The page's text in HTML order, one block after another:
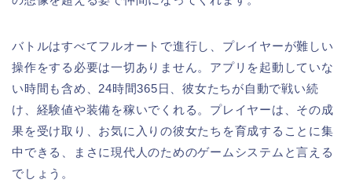
バトルはすべてフルオートで進行し、プレイヤーが難しい
操作をする必要は一切ありません。アプリを起動していな
い時間も含め、24時間365日、彼女たちが自動で戦い続
け、経験値や装備を稼いでくれる。プレイヤーは、その成
果を受け取り、お気に入りの彼女たちを育成することに集
中できる、まさに現代人のためのゲームシステムと言える
でしょう。